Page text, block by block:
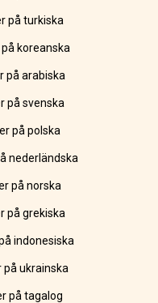
på turkiska
koreanska
på arabiska
på svenska
på polska
nederländska
på norska
på grekiska
indonesiska
på ukrainska
på tagalog